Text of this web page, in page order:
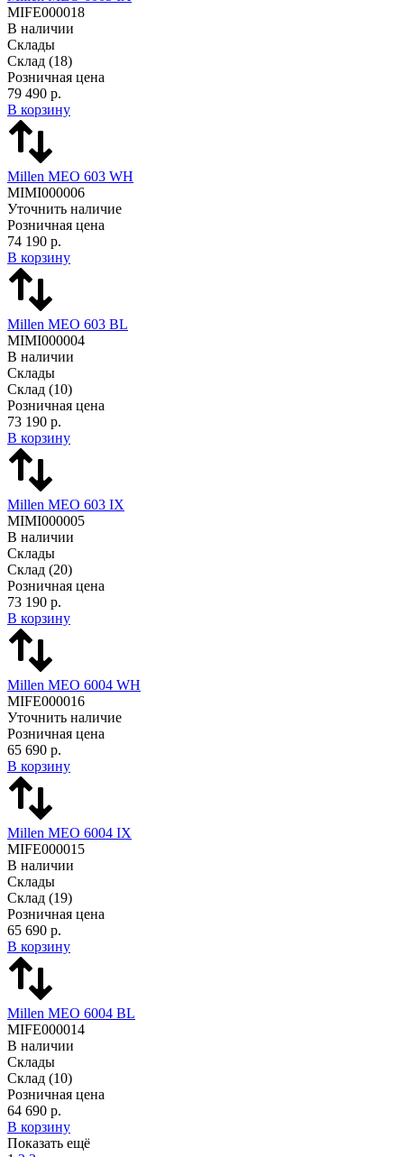
MIFE000018
В наличии
Склады
Склад (18)
Розничная цена
79 490 р.
В корзину
Millen MEO 603 WH
MIMI000006
Уточнить наличие
Розничная цена
74 190 р.
В корзину
Millen MEO 603 BL
MIMI000004
В наличии
Склады
Склад (10)
Розничная цена
73 190 р.
В корзину
Millen MEO 603 IX
MIMI000005
В наличии
Склады
Склад (20)
Розничная цена
73 190 р.
В корзину
Millen MEO 6004 WH
MIFE000016
Уточнить наличие
Розничная цена
65 690 р.
В корзину
Millen MEO 6004 IX
MIFE000015
В наличии
Склады
Склад (19)
Розничная цена
65 690 р.
В корзину
Millen MEO 6004 BL
MIFE000014
В наличии
Склады
Склад (10)
Розничная цена
64 690 р.
В корзину
Показать ещё